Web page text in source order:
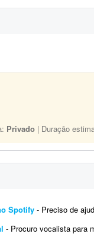
Privado | Duração
Spotify - Preciso de ajuda para
- Procuro vocalista para música